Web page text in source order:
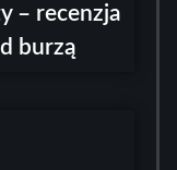
– recenzja
burzą